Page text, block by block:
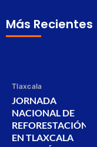
Más Recientes
Tlaxcala
JORNADA
NACIONAL DE
REFORESTACIÓN
EN TLAXCALA